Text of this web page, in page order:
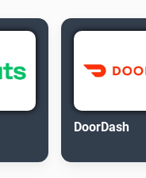
DoorDash